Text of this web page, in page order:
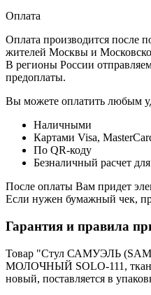
Оплата
Оплата производится после
жителей Москвы и
В регионы России
предоплаты.
Вы можете оплатить любым
Наличными
Картами Visa,
По QR-коду
Безналичный расчет
После оплаты Вам придет
Если нужен бумажный чек,
Гарантия и правила
Товар "Стул САМУЭЛЬ
МОЛОЧНЫЙ SOLO-111,
новый, поставляется в